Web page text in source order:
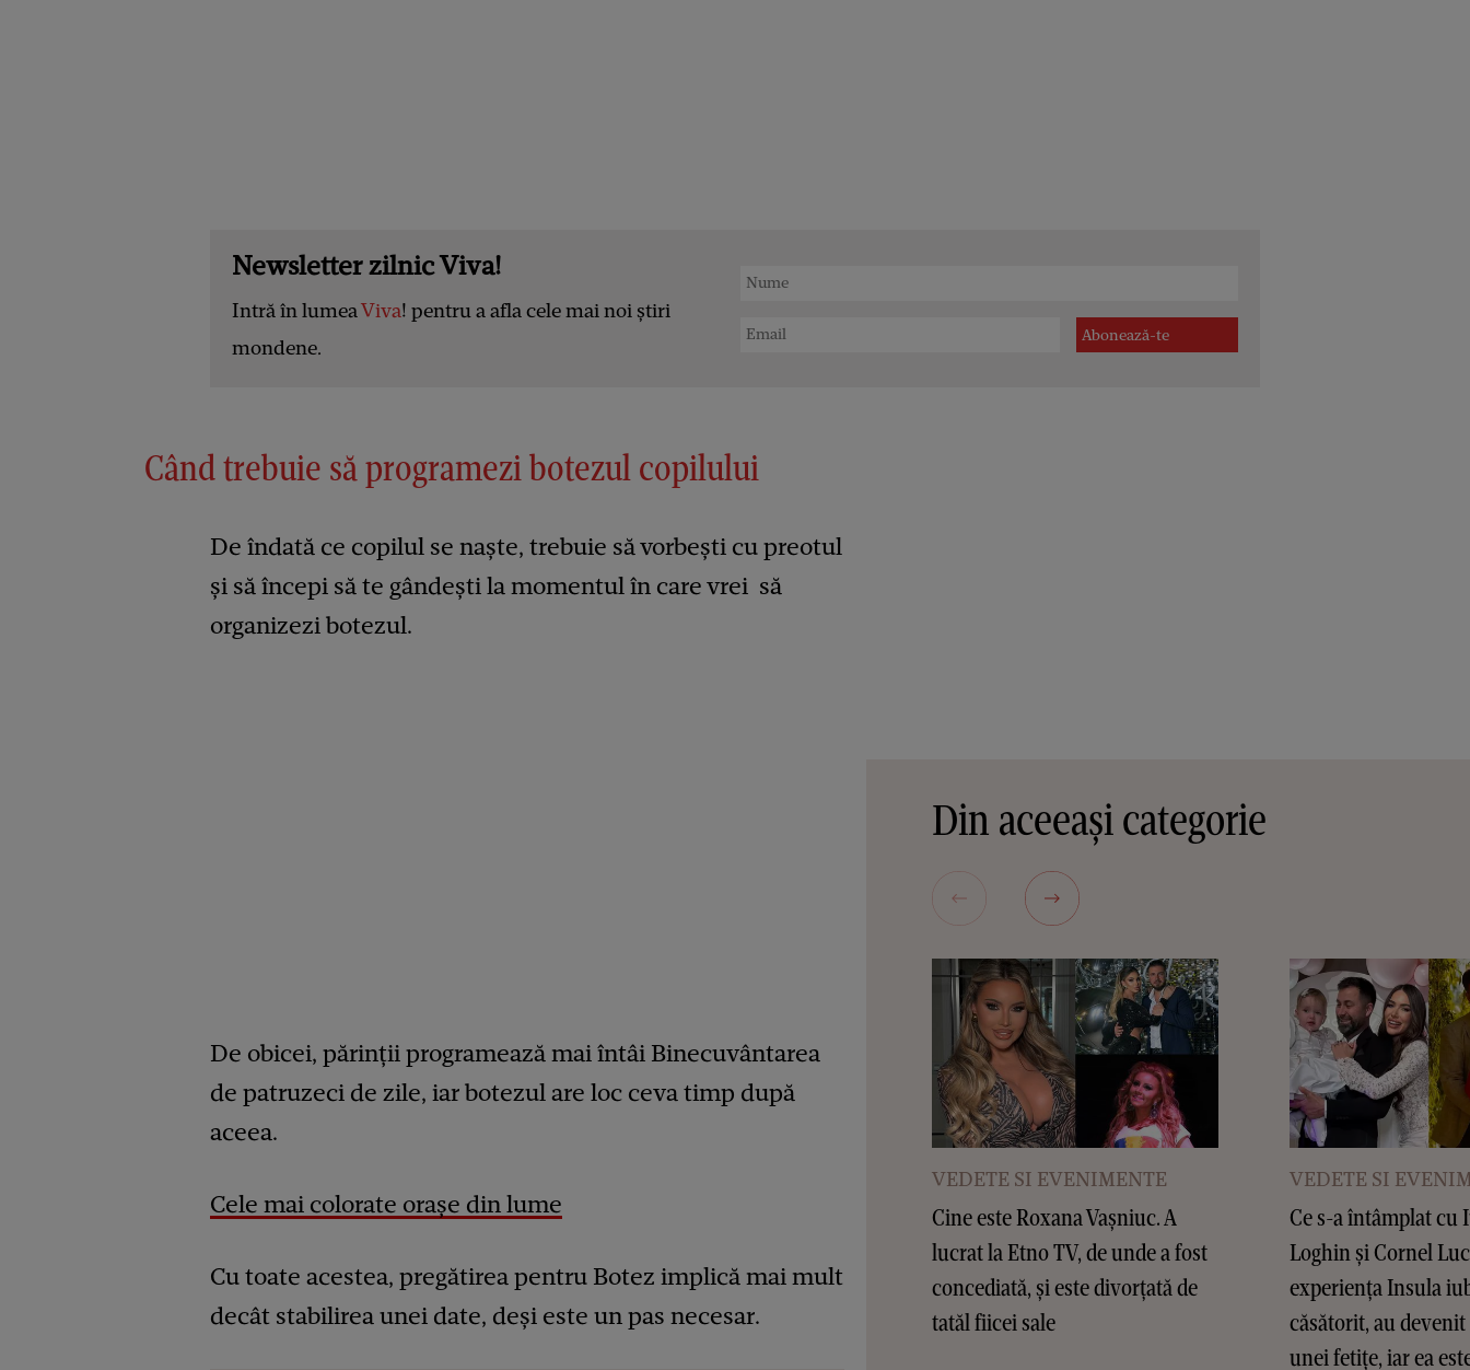
Newsletter zilnic Viva!
Intră în lumeaViva! pentru a afla cele mai noi știri
mondene.
Când trebuie să programezi botezul copilului
De îndată ce copilul se naște, trebuie să vorbești cu preotul
și să începi să te gândești la momentul în care vrei să
organizezi botezul.
De obicei, părinții programează mai întâi Binecuvântarea
de patruzeci de zile, iar botezul are loc ceva timp după
aceea.
Cele mai colorate orașe din lume
Cu toate acestea, pregătirea pentru Botez implică mai mult
decât stabilirea unei date, deși este un pas necesar.
Din aceeași categorie
VEDETE SI EVENIMENTE
Cine este Roxana Vașniuc. A
lucrat la Etno TV, de unde a fost
concediată, și este divorțată de
tatăl fiicei sale
VEDETE SI
Ce s-a întâmplat cu
Loghin și Cornel
experiența Insula
căsătorit, au
unei fetițe, iar ea